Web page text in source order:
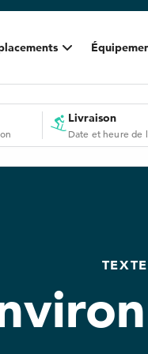
Livraison
Date et heure de